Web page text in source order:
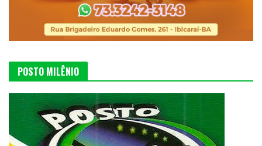
POSTO MILÊNIO